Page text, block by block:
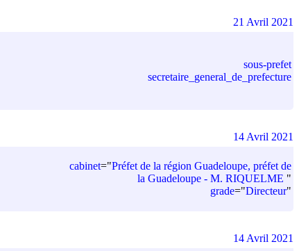
sous-prefet
secretaire_general_de_prefecture
21 Avril 2021
cabinet="Préfet de la région Guadeloupe, préfet de
la Guadeloupe - M. RIQUELME "
grade="Directeur"
14 Avril 2021
14 Avril 2021